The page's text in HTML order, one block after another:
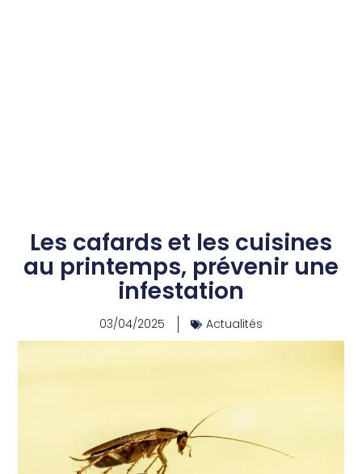
Les cafards et les cuisines
au printemps, prévenir une
infestation
03/04/2025 Actualités